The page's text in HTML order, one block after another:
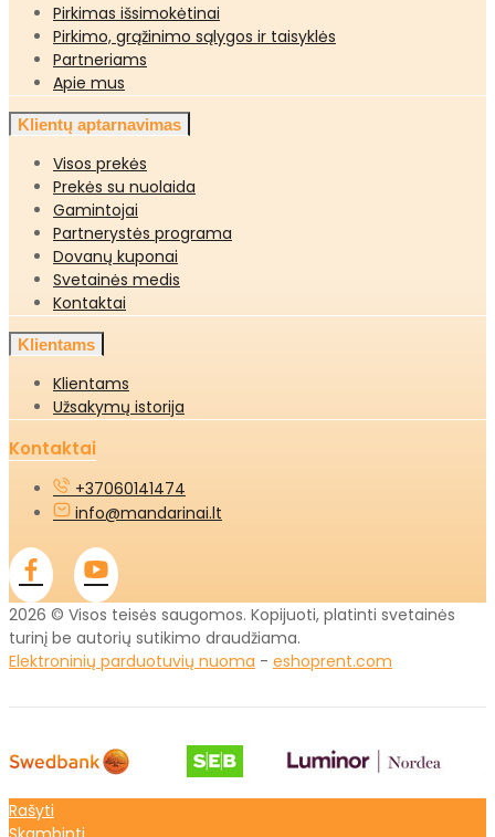
Pirkimas išsimokėtinai
Pirkimo, grąžinimo sąlygos ir taisyklės
Partneriams
Apie mus
Klientų aptarnavimas
Visos prekės
Prekės su nuolaida
Gamintojai
Partnerystės programa
Dovanų kuponai
Svetainės medis
Kontaktai
Klientams
Klientams
Užsakymų istorija
Kontaktai
+37060141474
info@mandarinai.lt
2026 © Visos teisės saugomos. Kopijuoti, platinti svetainės
turinį be autorių sutikimo draudžiama.
Elektroninių parduotuvių nuoma - eshoprent.com
Rašyti